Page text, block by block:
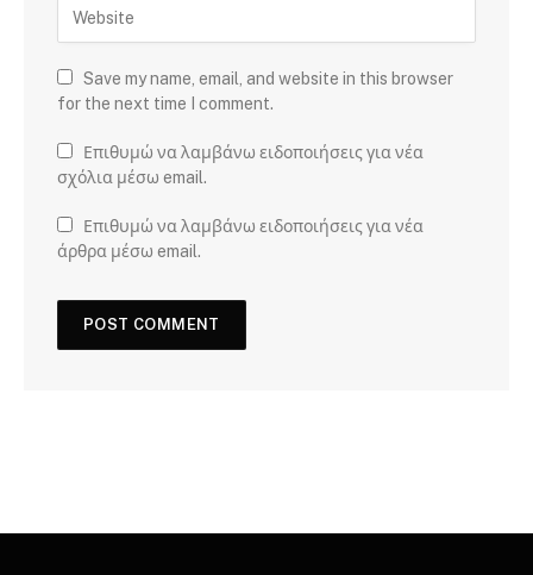
Save my name, email, and website in this browser
for the next time I comment.
Επιθυμώ να λαμβάνω ειδοποιήσεις για νέα
σχόλια μέσω email.
Επιθυμώ να λαμβάνω ειδοποιήσεις για νέα
άρθρα μέσω email.